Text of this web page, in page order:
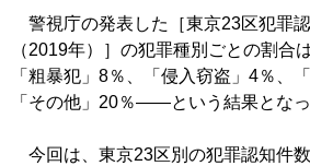
警視庁の発表した［東京23区犯罪
（2019年）］の犯罪種別ごとの割合
「粗暴犯」8％、「侵入窃盗」4％、
「その他」20％――という結果となっ
今回は、東京23区別の犯罪認知件